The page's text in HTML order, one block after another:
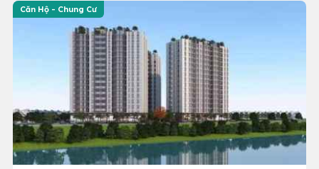
Căn Hộ - Chung Cư